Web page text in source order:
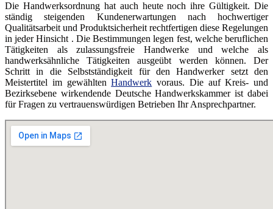
Die Handwerksordnung hat auch heute noch ihre Gültigkeit. Die
ständig steigenden Kundenerwartungen nach hochwertiger
Qualitätsarbeit und Produktsicherheit rechtfertigen diese Regelungen
in jeder Hinsicht . Die Bestimmungen legen fest, welche beruflichen
Tätigkeiten als zulassungsfreie Handwerke und welche als
handwerksähnliche Tätigkeiten ausgeübt werden können. Der
Schritt in die Selbstständigkeit für den Handwerker setzt den
Meistertitel im gewähltenHandwerk voraus. Die auf Kreis- und
Bezirksebene wirkendende Deutsche Handwerkskammer ist dabei
für Fragen zu vertrauenswürdigen Betrieben Ihr Ansprechpartner.